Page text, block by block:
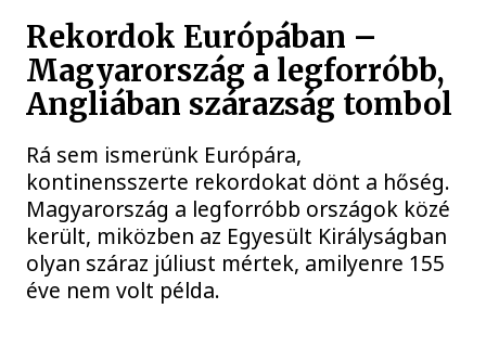
Rekordok Európában –
Magyarország a legforróbb,
Angliában szárazság tombol
Rá sem ismerünk Európára,
kontinensszerte rekordokat dönt a hőség.
Magyarország a legforróbb országok közé
került, miközben az Egyesült Királyságban
olyan száraz júliust mértek, amilyenre 155
éve nem volt példa.